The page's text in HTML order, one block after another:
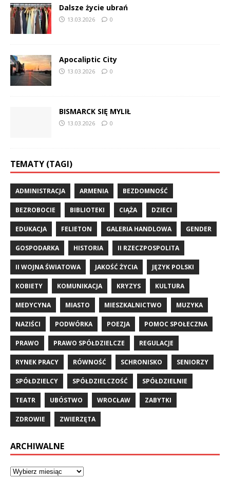
Dalsze życie ubrań
13.03.2026 0
Apocaliptic City
13.03.2026 0
BISMARCK SIĘ MYLIŁ
13.03.2026 0
TEMATY (TAGI)
ADMINISTRACJA ARMENIA BEZDOMNOŚĆ
BEZROBOCIE BIBLIOTEKI CIĄŻA DZIECI
EDUKACJA FELIETON GALERIA HANDLOWA GENDER
GOSPODARKA HISTORIA II RZECZPOSPOLITA
II WOJNA ŚWIATOWA JAKOŚĆ ŻYCIA JĘZYK POLSKI
KOBIETY KOMUNIKACJA KRYZYS KULTURA
MEDYCYNA MIASTO MIESZKALNICTWO MUZYKA
NAZIŚCI PODWÓRKA POEZJA POMOC SPOŁECZNA
PRAWO PRAWO SPÓŁDZIELCZE REGULACJE
RYNEK PRACY RÓWNOŚĆ SCHRONISKO SENIORZY
SPÓŁDZIELCY SPÓŁDZIELCZOŚĆ SPÓŁDZIELNIE
TEATR UBÓSTWO WROCŁAW ZABYTKI
ZDROWIE ZWIERZĘTA
ARCHIWALNE